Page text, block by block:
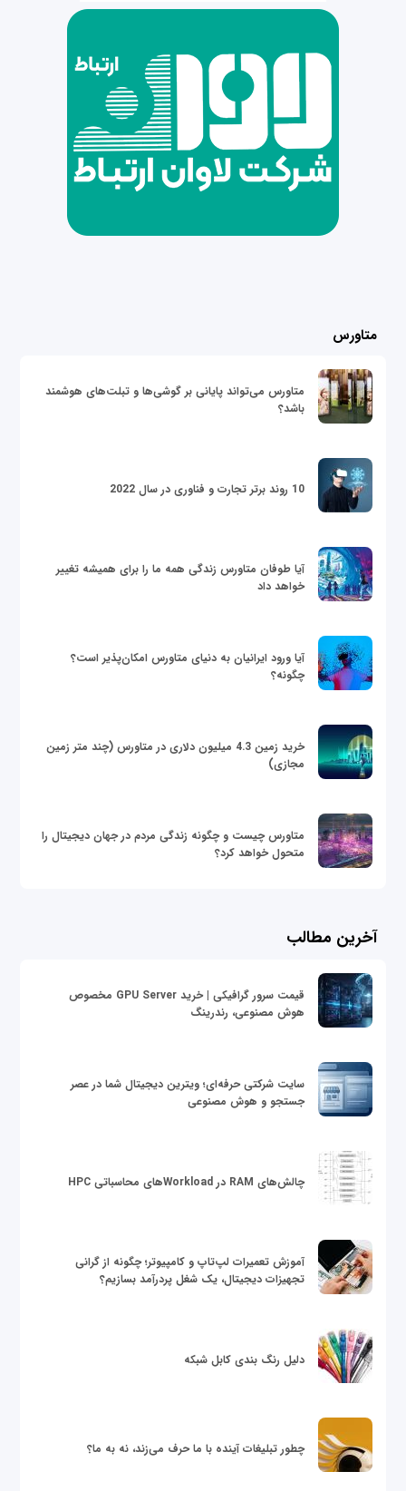
متاورس
متاورس می‌تواند پایانی بر گوشی‌ها و تبلت‌های هوشمند
باشد؟
10 روند برتر تجارت و فناوری در سال 2022
آیا طوفان متاورس زندگی همه ما را برای همیشه تغییر
خواهد داد
آیا ورود ایرانیان به دنیای متاورس امکان‌پذیر است؟
چگونه؟
خرید زمین 4.3 میلیون دلاری در متاورس (چند متر زمین
مجازی)
متاورس چیست و چگونه زندگی مردم در جهان دیجیتال را
متحول خواهد کرد؟
آخرین مطالب
قیمت سرور گرافیکی | خرید GPU Server مخصوص
هوش مصنوعی، رندرینگ
سایت شرکتی حرفه‌ای؛ ویترین دیجیتال شما در عصر
جستجو و هوش مصنوعی
چالش‌های RAM در Workloadهای محاسباتی HPC
آموزش تعمیرات لپ‌تاپ و کامپیوتر؛ چگونه از گرانی
تجهیزات دیجیتال، یک شغل پردرآمد بسازیم؟
دلیل رنگ بندی کابل شبکه
چطور تبلیغات آینده با ما حرف می‌زند، نه به ما؟